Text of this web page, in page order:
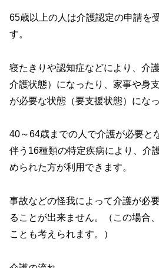
65歳以上の人は介護認定の申請を
す。
寝たきりや認知症などにより、介
介護状態）になったり、家事や身
が必要な状態（要支援状態）になっ
40～64歳までの人で介護が必要と
伴う16種類の特定疾病により、介
められた方が利用できます。
事故などの怪我によって介護が必
ることが出来ません。（この場合
ことも考えられます。）